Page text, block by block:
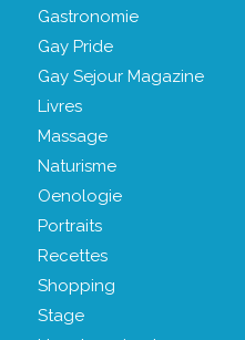
Gastronomie
Gay Pride
Gay Sejour Magazine
Livres
Massage
Naturisme
Oenologie
Portraits
Recettes
Shopping
Stage